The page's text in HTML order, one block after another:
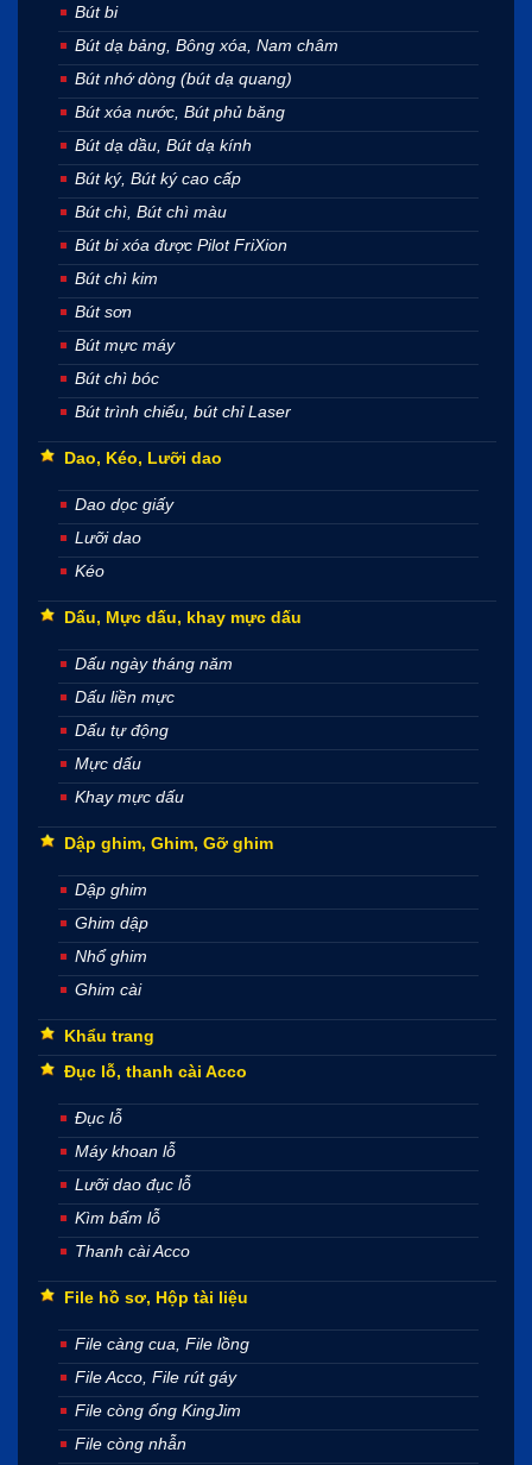
Bút bi
Bút dạ bảng, Bông xóa, Nam châm
Bút nhớ dòng (bút dạ quang)
Bút xóa nước, Bút phủ băng
Bút dạ dầu, Bút dạ kính
Bút ký, Bút ký cao cấp
Bút chì, Bút chì màu
Bút bi xóa được Pilot FriXion
Bút chì kim
Bút sơn
Bút mực máy
Bút chì bóc
Bút trình chiếu, bút chỉ Laser
Dao, Kéo, Lưỡi dao
Dao dọc giấy
Lưỡi dao
Kéo
Dấu, Mực dấu, khay mực dấu
Dấu ngày tháng năm
Dấu liền mực
Dấu tự động
Mực dấu
Khay mực dấu
Dập ghim, Ghim, Gỡ ghim
Dập ghim
Ghim dập
Nhổ ghim
Ghim cài
Khẩu trang
Đục lỗ, thanh cài Acco
Đục lỗ
Máy khoan lỗ
Lưỡi dao đục lỗ
Kìm bấm lỗ
Thanh cài Acco
File hồ sơ, Hộp tài liệu
File càng cua, File lồng
File Acco, File rút gáy
File còng ống KingJim
File còng nhẫn